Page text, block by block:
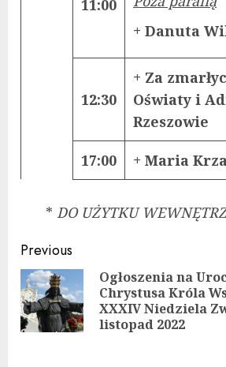
11:00
+ Danuta
12:30
+ Za
Oświaty i
Rzeszowie
17:00 + Maria
* DO UŻYTKU
Continue
Reading
Previous
Ogłoszenia na
Chrystusa Króla
XXXIV Niedziela
listopad 2022